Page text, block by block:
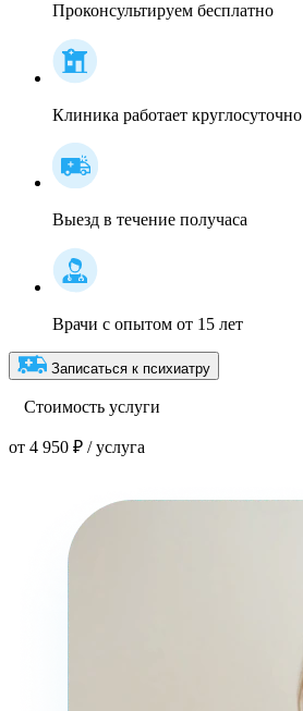
Проконсультируем бесплатно
Клиника работает круглосуточно
Выезд в течение получаса
Врачи с опытом от 15 лет
Записаться к психиатру
Стоимость услуги
от 4 950 ₽ / услуга